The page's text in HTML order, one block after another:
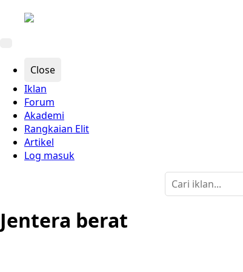
Close
Iklan
Forum
Akademi
Rangkaian Elit
Artikel
Log masuk
Jentera berat